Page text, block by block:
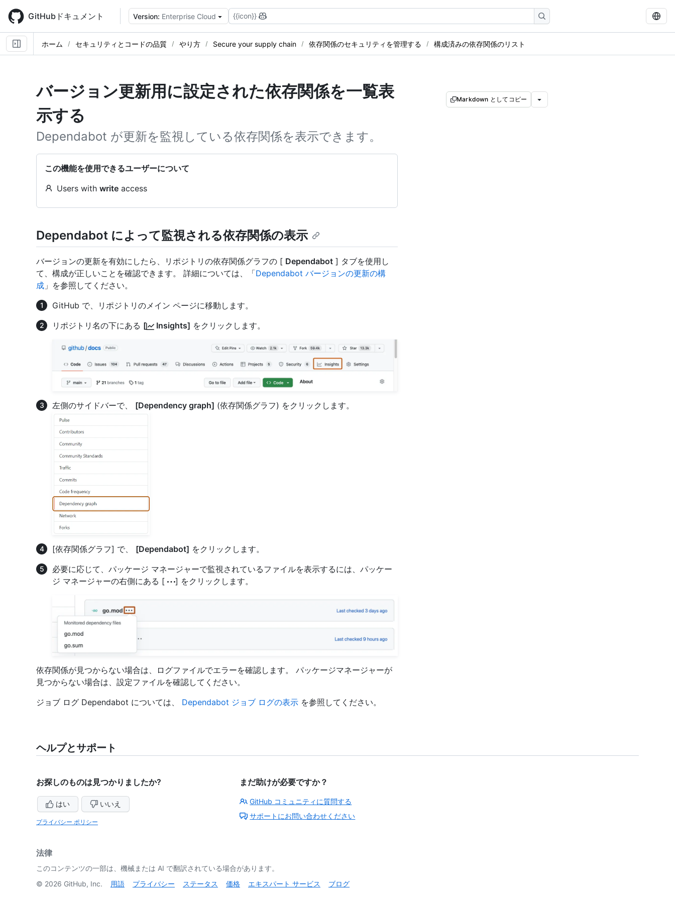
main
content
GitHubドキュメント Version: Enterprise Cloud {{icon}}
ホーム セキュリティとコードの品質 やり方 Secure your supply chain 依存関係のセキュリティを管理する 構成済みの依存関係のリスト
バージョン更新用に設定された依存関係を一覧表
示する
Dependabot が更新を監視している依存関係を表示できます。
この機能を使用できるユーザーについて
Users with write access
Markdown としてコピー
Dependabot によって監視される依存関係の表示
バージョンの更新を有効にしたら、リポジトリの依存関係グラフの [ Dependabot ] タブを使用し
て、構成が正しいことを確認できます。 詳細については、「Dependabot バージョンの更新の構
成 」を参照してください。
GitHub で、リポジトリのメイン ページに移動します。
リポジトリ名の下にある [ Insights] をクリックします。
左側のサイドバーで、 [Dependency graph] (依存関係グラフ) をクリックします。
[依存関係グラフ] で、 [Dependabot] をクリックします。
必要に応じて、パッケージ マネージャーで監視されているファイルを表示するには、パッケー
ジ マネージャーの右側にある [
] をクリックします。
依存関係が見つからない場合は、ログファイルでエラーを確認します。 パッケージマネージャーが
見つからない場合は、設定ファイルを確認してください。
ジョブ ログ Dependabot については、 Dependabot ジョブ ログの表示 を参照してください。
ヘルプとサポート
お探しのものは見つかりましたか?
はい いいえ
プライバシー ポリシー
まだ助けが必要ですか？
GitHub コミュニティに質問する
サポートにお問い合わせください
法律
このコンテンツの一部は、機械または AI で翻訳されている場合があります。
© 2026 GitHub, Inc. 用語 プライバシー ステータス 価格 エキスパート サービス ブログ